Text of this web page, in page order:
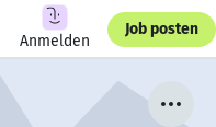
Anmelden
Job posten